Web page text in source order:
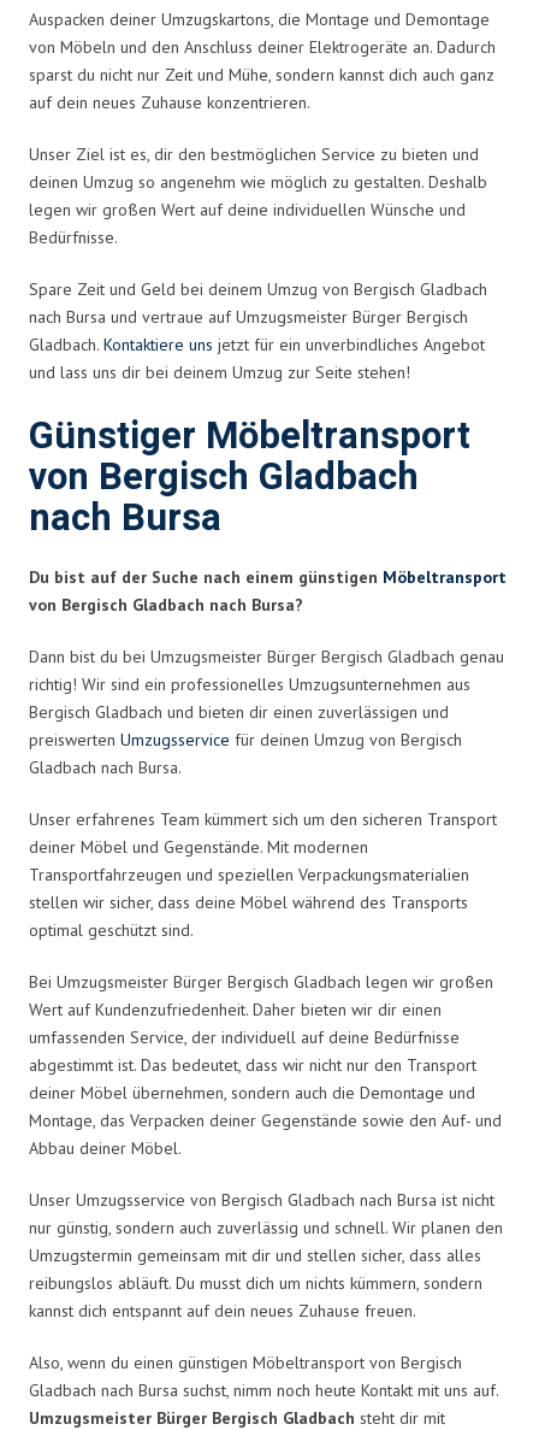
Auspacken deiner Umzugskartons, die Montage und Demontage
von Möbeln und den Anschluss deiner Elektrogeräte an. Dadurch
sparst du nicht nur Zeit und Mühe, sondern kannst dich auch ganz
auf dein neues Zuhause konzentrieren.
Unser Ziel ist es, dir den bestmöglichen Service zu bieten und
deinen Umzug so angenehm wie möglich zu gestalten. Deshalb
legen wir großen Wert auf deine individuellen Wünsche und
Bedürfnisse.
Spare Zeit und Geld bei deinem Umzug von Bergisch Gladbach
nach Bursa und vertraue auf Umzugsmeister Bürger Bergisch
Gladbach. Kontaktiere uns jetzt für ein unverbindliches Angebot
und lass uns dir bei deinem Umzug zur Seite stehen!
Günstiger Möbeltransport
von Bergisch Gladbach
nach Bursa
Du bist auf der Suche nach einem günstigen Möbeltransport
von Bergisch Gladbach nach Bursa?
Dann bist du bei Umzugsmeister Bürger Bergisch Gladbach genau
richtig! Wir sind ein professionelles Umzugsunternehmen aus
Bergisch Gladbach und bieten dir einen zuverlässigen und
preiswerten Umzugsservice für deinen Umzug von Bergisch
Gladbach nach Bursa.
Unser erfahrenes Team kümmert sich um den sicheren Transport
deiner Möbel und Gegenstände. Mit modernen
Transportfahrzeugen und speziellen Verpackungsmaterialien
stellen wir sicher, dass deine Möbel während des Transports
optimal geschützt sind.
Bei Umzugsmeister Bürger Bergisch Gladbach legen wir großen
Wert auf Kundenzufriedenheit. Daher bieten wir dir einen
umfassenden Service, der individuell auf deine Bedürfnisse
abgestimmt ist. Das bedeutet, dass wir nicht nur den Transport
deiner Möbel übernehmen, sondern auch die Demontage und
Montage, das Verpacken deiner Gegenstände sowie den Auf- und
Abbau deiner Möbel.
Unser Umzugsservice von Bergisch Gladbach nach Bursa ist nicht
nur günstig, sondern auch zuverlässig und schnell. Wir planen den
Umzugstermin gemeinsam mit dir und stellen sicher, dass alles
reibungslos abläuft. Du musst dich um nichts kümmern, sondern
kannst dich entspannt auf dein neues Zuhause freuen.
Also, wenn du einen günstigen Möbeltransport von Bergisch
Gladbach nach Bursa suchst, nimm noch heute Kontakt mit uns auf.
Umzugsmeister Bürger Bergisch Gladbach steht dir mit